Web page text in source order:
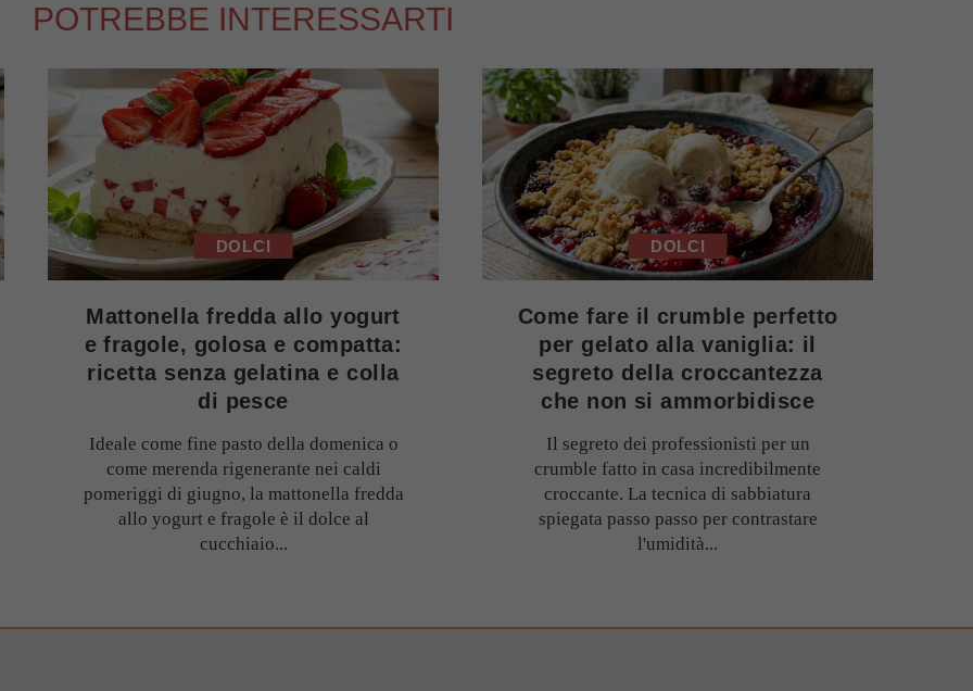
POTREBBE INTERESSARTI
DOLCI
Mattonella fredda allo yogurt
e fragole, golosa e compatta:
ricetta senza gelatina e colla
di pesce
Ideale come fine pasto della domenica o
come merenda rigenerante nei caldi
pomeriggi di giugno, la mattonella fredda
allo yogurt e fragole è il dolce al
cucchiaio...
DOLCI
Come fare il crumble perfetto
per gelato alla vaniglia: il
segreto della croccantezza
che non si ammorbidisce
Il segreto dei professionisti per un
crumble fatto in casa incredibilmente
croccante. La tecnica di sabbiatura
spiegata passo passo per contrastare
l'umidità...